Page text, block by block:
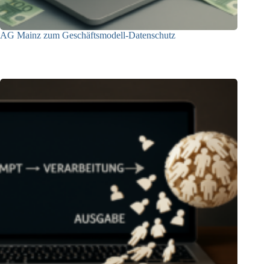
AG Mainz zum Geschäftsmodell-Datenschutz